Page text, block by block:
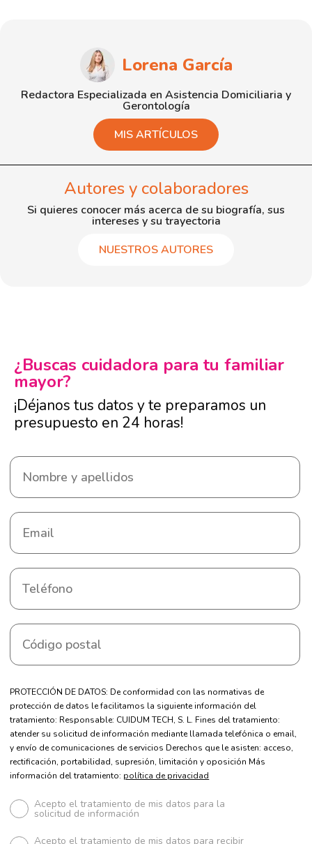
Lorena García
Redactora Especializada en Asistencia Domiciliaria y
Gerontología
MIS ARTÍCULOS
Autores y colaboradores
Si quieres conocer más acerca de su biografía, sus
intereses y su trayectoria
NUESTROS AUTORES
¿Buscas cuidadora para tu familiar
mayor?
¡Déjanos tus datos y te preparamos un
presupuesto en 24 horas!
PROTECCIÓN DE DATOS: De conformidad con las normativas de
protección de datos le facilitamos la siguiente información del
tratamiento: Responsable: CUIDUM TECH, S. L. Fines del tratamiento:
atender su solicitud de información mediante llamada telefónica o email,
y envío de comunicaciones de servicios Derechos que le asisten: acceso,
rectificación, portabilidad, supresión, limitación y oposición Más
información del tratamiento: política de privacidad
Acepto el tratamiento de mis datos para la
solicitud de información
Acepto el tratamiento de mis datos para recibir